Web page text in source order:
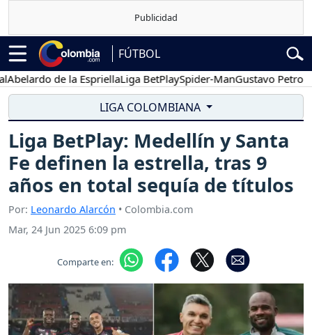
FÚTBOL
de la EspriellaLiga BetPlaySpider-ManGustavo Petro
LIGA COLOMBIANA
Liga BetPlay: Medellín y Santa
Fe definen la estrella, tras 9
años en total sequía de títulos
Por: Leonardo Alarcón • Colombia.com
Mar, 24 Jun 2025 6:09 pm
Comparte en: